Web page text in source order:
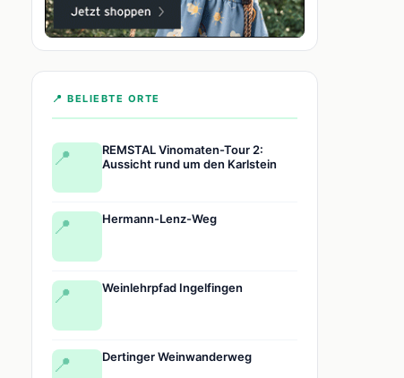
📍 BELIEBTE ORTE
📍
REMSTAL Vinomaten-Tour 2:
Aussicht rund um den Karlstein
📍 Hermann-Lenz-Weg
📍 Weinlehrpfad Ingelfingen
📍 Dertinger Weinwanderweg